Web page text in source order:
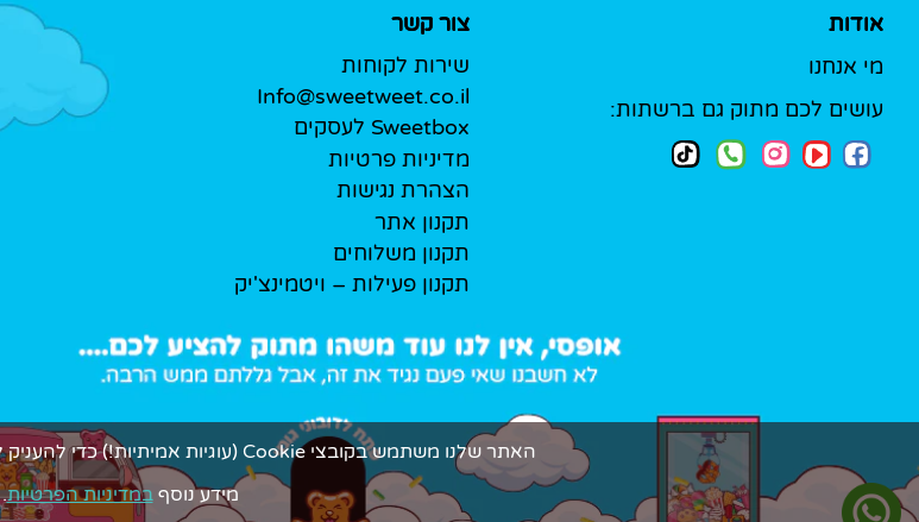
אודות
מי אנחנו
עושים לכם מתוק גם ברשתות:
צור קשר
שירות לקוחות
Info@sweetweet.co.il
Sweetbox לעסקים
מדיניות פרטיות
הצהרת נגישות
תקנון אתר
תקנון משלוחים
תקנון פעילות – ויטמינצ'יק
האתר שלנו משתמש בקובצי Cookie (עוגיות אמיתיות!) כדי להעניק לך את חוויית הגלישה המתוקה ביותר.
מידע נוסףבמדיניות הפרטיות.